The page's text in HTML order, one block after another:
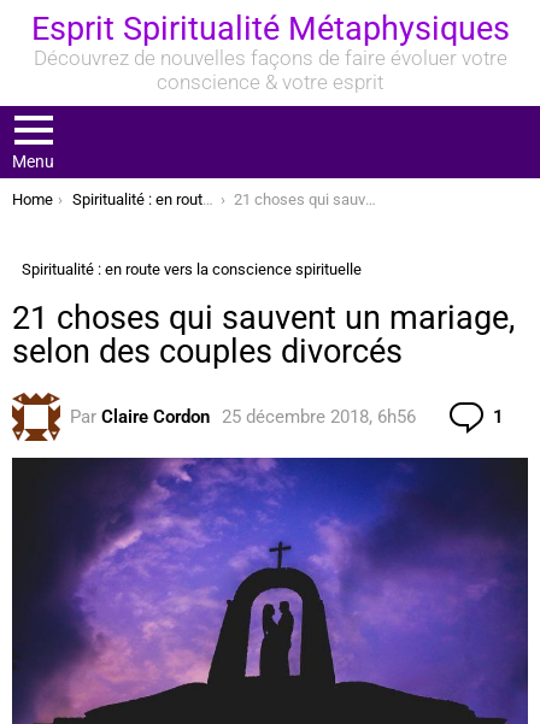
Esprit Spiritualité Métaphysiques
Découvrez de nouvelles façons de faire évoluer votre
conscience & votre esprit
Menu
You are here:
Home Spiritualité : en route vers la conscience spirituelle 21 choses qui sauvent un mariage, selon des couples divorcés
Spiritualité : en route vers la conscience spirituelle
21 choses qui sauvent un mariage,
selon des couples divorcés
Par Claire Cordon 25 décembre 2018, 6h56 1